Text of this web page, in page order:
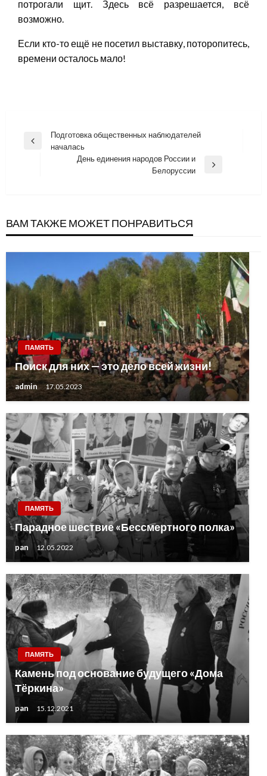
потрогали щит. Здесь всё разрешается, всё
возможно.
Если кто-то ещё не посетил выставку, поторопитесь,
времени осталось мало!
Навигация
Previous
Подготовка общественных наблюдателей
началась
День единения народов России и
Белоруссии
ВАМ ТАКЖЕ МОЖЕТ ПОНРАВИТЬСЯ
ПАМЯТЬ
Поиск для них — это дело всей жизни!
admin 17.05.2023
ПАМЯТЬ
Парадное шествие «Бессмертного полка»
pan 12.05.2022
ПАМЯТЬ
Камень под основание будущего «Дома
Тёркина»
pan 15.12.2021